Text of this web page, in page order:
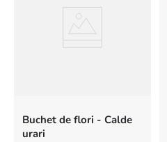
Buchet de flori - Calde
urari